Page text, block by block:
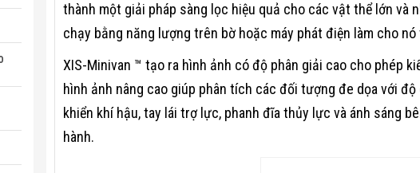
thành một giải pháp sàng lọc hiệu quả cho các vật thể lớn và
chạy bằng năng lượng trên bờ hoặc máy phát điện làm cho
XIS-Minivan ™ tạo ra hình ảnh có độ phân giải cao cho phép
hình ảnh nâng cao giúp phân tích các đối tượng đe dọa với
khiển khí hậu, tay lái trợ lực, phanh đĩa thủy lực và ánh sáng
hành.